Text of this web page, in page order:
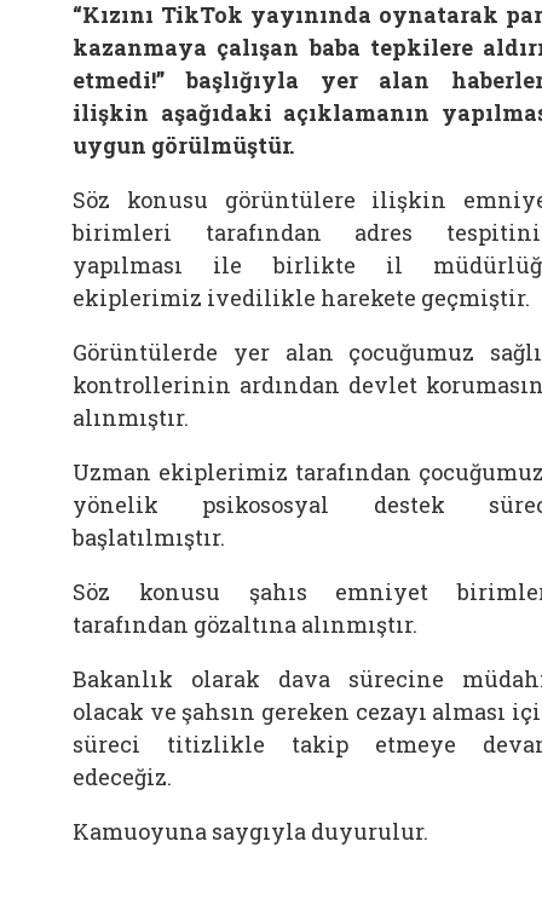
“Kızını TikTok yayınında oynatarak
kazanmaya çalışan baba tepkilere
etmedi!” başlığıyla yer alan
ilişkin aşağıdaki açıklamanın
uygun görülmüştür.
Söz konusu görüntülere ilişkin
birimleri tarafından adres
yapılması ile birlikte il
ekiplerimiz ivedilikle harekete geçmiştir.
Görüntülerde yer alan çocuğumuz
kontrollerinin ardından devlet
alınmıştır.
Uzman ekiplerimiz tarafından
yönelik psikososyal destek
başlatılmıştır.
Söz konusu şahıs emniyet
tarafından gözaltına alınmıştır.
Bakanlık olarak dava sürecine
olacak ve şahsın gereken cezayı alması
süreci titizlikle takip etmeye
edeceğiz.
Kamuoyuna saygıyla duyurulur.